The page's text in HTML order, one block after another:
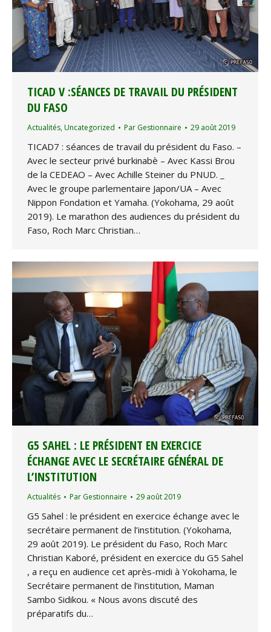
TICAD V :SÉANCES DE TRAVAIL DU PRÉSIDENT
DU FASO
Actualités, Uncategorized Par Gestionnaire 29 août 2019
TICAD7 : séances de travail du président du Faso. –
Avec le secteur privé burkinabè – Avec Kassi Brou
de la CEDEAO – Avec Achille Steiner du PNUD. _
Avec le groupe parlementaire Japon/UA – Avec
Nippon Fondation et Yamaha. (Yokohama, 29 août
2019). Le marathon des audiences du président du
Faso, Roch Marc Christian…
G5 SAHEL : LE PRÉSIDENT EN EXERCICE
ÉCHANGE AVEC LE SECRÉTAIRE GÉNÉRAL DE
L’INSTITUTION
Actualités Par Gestionnaire 29 août 2019
G5 Sahel : le président en exercice échange avec le
secrétaire permanent de l’institution. (Yokohama,
29 août 2019). Le président du Faso, Roch Marc
Christian Kaboré, président en exercice du G5 Sahel
, a reçu en audience cet après-midi à Yokohama, le
Secrétaire permanent de l’institution, Maman
Sambo Sidikou. « Nous avons discuté des
préparatifs du…